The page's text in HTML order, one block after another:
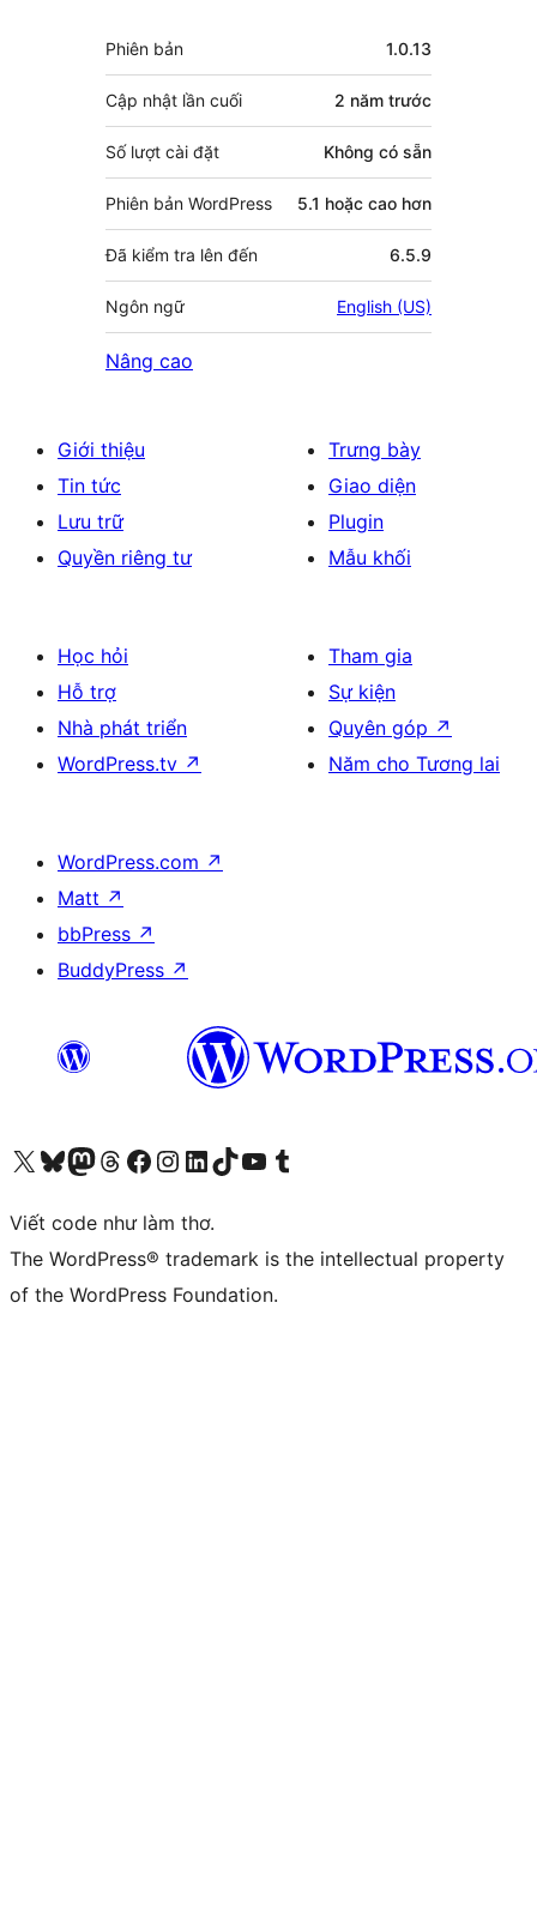
góp
Meta
Phiên bản 1.0.13
Cập nhật lần cuối 2 năm trước
Số lượt cài đặt Không có sẵn
Phiên bản WordPress 5.1 hoặc cao hơn
Đã kiểm tra lên đến 6.5.9
Ngôn ngữ English (US)
Nâng cao
Giới thiệu
Tin tức
Lưu trữ
Quyền riêng tư
Trưng bày
Giao diện
Plugin
Mẫu khối
Học hỏi
Hỗ trợ
Nhà phát triển
WordPress.tv ↗
Tham gia
Sự kiện
Quyên góp ↗
Năm cho Tương lai
WordPress.com ↗
Matt ↗
bbPress ↗
BuddyPress ↗
Truy cập tài khoản X (trước đây là Twitter) của chúng tôiVisit our Bluesky account
Visit our Mastodon account
Visit our Threads account
Xem trang Facebook của chúng tôiTruy cập tài khoản Instagram của chúng tôiTruy cập tài khoản LinkedIn của chúng tôiVisit our TikTok account
Truy cập kênh YouTube của chúng tôi Visit our Tumblr account
Viết code như làm thơ.
The WordPress® trademark is the intellectual property
of the WordPress Foundation.